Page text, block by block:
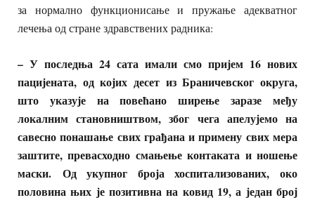
за нормално функционисање и пружање адекватног
лечења од стране здравствених радника:
– У последња 24 сата имали смо пријем 16 нових
пацијената, од којих десет из Браничевског округа,
што указује на повећано ширење заразе међу
локалним становништвом, због чега апелујемо на
савесно понашање свих грађана и примену свих мера
заштите, превасходно смањење контаката и ношење
маски. Од укупног броја хоспитализованих, око
половина њих је позитивна на ковид 19, а један број